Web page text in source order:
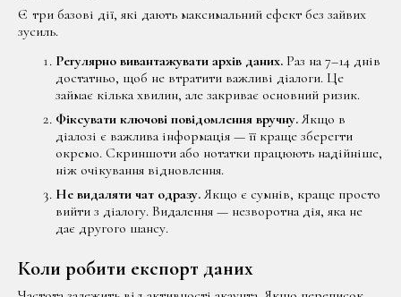
Є три базові дії, які дають максимальний ефект без зайвих
зусиль.
Регулярно вивантажувати архів даних. Раз на 7–14 днів
достатньо, щоб не втратити важливі діалоги. Це
займає кілька хвилин, але закриває основний ризик.
Фіксувати ключові повідомлення вручну.Якщо в
діалозі є важлива інформація — її краще зберегти
окремо. Скриншоти або нотатки працюють надійніше,
ніж очікування відновлення.
Не видаляти чат одразу.Якщо є сумнів, краще просто
вийти з діалогу. Видалення — незворотна дія, яка не
дає другого шансу.
Коли робити експорт даних